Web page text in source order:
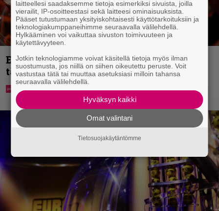
Eurojackpotista 80 000 euroa Suomeen –
tänne
laitteellesi saadaksemme tietoja esimerkiksi sivuista, joilla
vierailit, IP-osoitteestasi sekä laitteesi ominaisuuksista.
Pääset tutustumaan yksityiskohtaisesti käyttötarkoituksiin ja
teknologiakumppaneihimme seuraavalla välilehdellä.
Hylkääminen voi vaikuttaa sivuston toimivuuteen ja
käytettävyyteen.
Jotkin teknologiamme voivat käsitellä tietoja myös ilman
suostumusta, jos niillä on siihen oikeutettu peruste. Voit
vastustaa tätä tai muuttaa asetuksiasi milloin tahansa
seuraavalla välilehdellä.
Hyväksyn kaikki
Omat valintani
Tietosuojakäytäntömme